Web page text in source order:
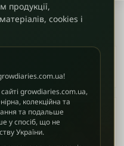
продукції,
cookies і
growdiaries.com.ua,
колекційна та
та подальше
у спосіб, що не
України.